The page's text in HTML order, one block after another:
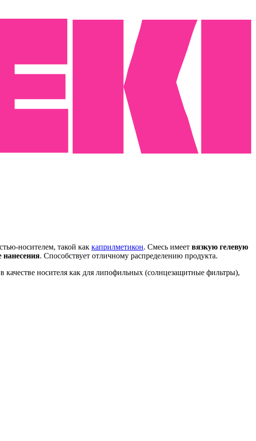
носителем, такой как каприлметикон. Смесь имеет вязкую гелевую
нанесения. Способствует отличному распределению продукта.
носителя как для липофильных (солнцезащитные фильтры),